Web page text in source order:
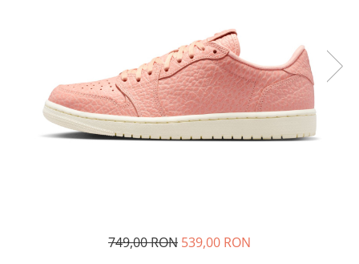
Pantaloni scurti Copii
Accesorii
Ingrijire incaltaminte
749,00 RON 539,00 RON